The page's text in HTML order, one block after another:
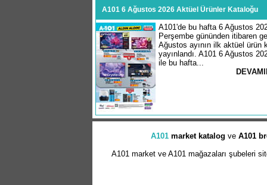
A101 6 Ağustos 2026 Aktüel Ürünler Kataloğu
A101'de bu hafta 6 Ağustos
Perşembe gününden itibaren
Ağustos ayının ilk aktüel ürün
yayınlandı. A101 6 Ağustos
ile bu hafta...
A101 market katalog ve A101
A101 market ve A101 mağazaları şubeleri